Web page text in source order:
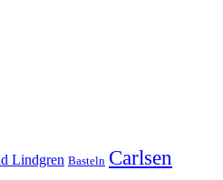
Lindgren Basteln Carlsen